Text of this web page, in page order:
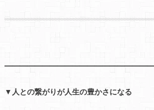
▼人との繋がりが人生の豊かさになる